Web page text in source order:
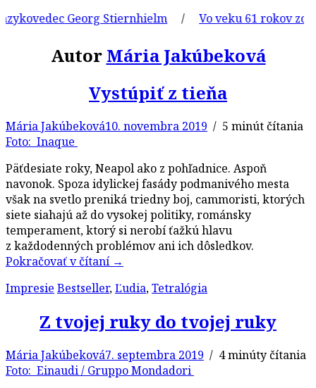
Georg Stiernhielm/Vo veku 61 rokov
Autor Mária Jakúbeková
Vystúpiť z tieňa
Mária Jakúbeková10. novembra 2019 / 5 minút čítania
Foto: Inaque
Päťdesiate roky, Neapol ako z pohľadnice. Aspoň
navonok. Spoza idylickej fasády podmanivého mesta
však na svetlo preniká triedny boj, cammoristi, ktorých
siete siahajú až do vysokej politiky, románsky
temperament, ktorý si nerobí ťažkú hlavu
z každodenných problémov ani ich dôsledkov.
Pokračovať v čítaní →
Impresie Bestseller,Ľudia,Tetralógia
Z tvojej ruky do tvojej ruky
Mária Jakúbeková7. septembra 2019 / 4 minúty čítania
Foto: Einaudi / Gruppo Mondadori